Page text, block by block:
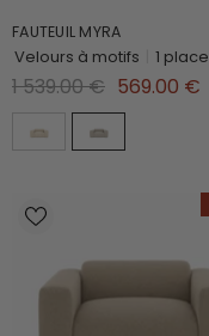
FAUTEUIL MYRA
Velours à motifs 1 place
1 539.00 € 569.00 €